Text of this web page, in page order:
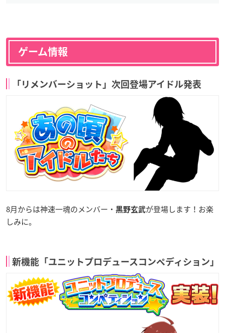
ゲーム情報
「リメンバーショット」次回登場アイドル発表
8月からは神速一魂のメンバー・ 黒野玄武が登場します！お楽
しみに。
新機能「ユニットプロデュースコンペディション」